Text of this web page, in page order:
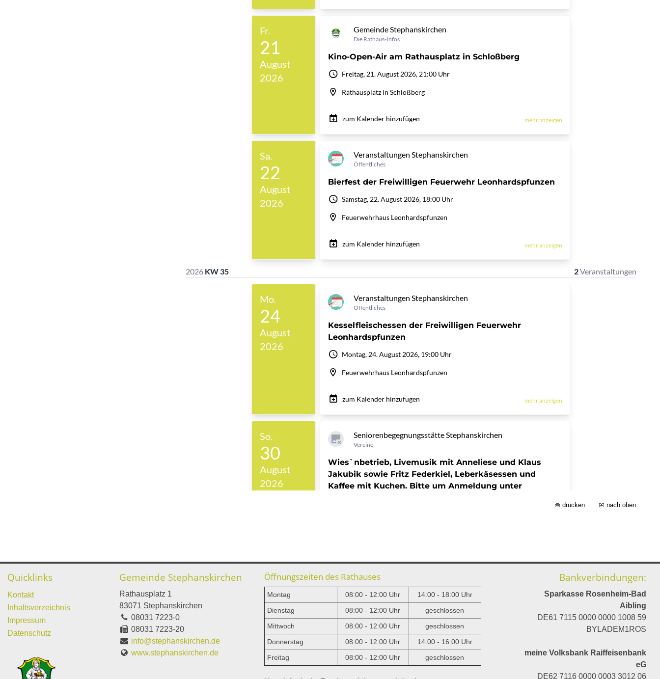
drucken nach oben
Quicklinks
Kontakt
Inhaltsverzeichnis
Impressum
Datenschutz
Gemeinde Stephanskirchen
Rathausplatz 1
83071 Stephanskirchen
08031 7223-0
08031 7223-20
info@stephanskirchen.de
www.stephanskirchen.de
Öffnungszeiten des Rathauses
Montag 08:00 - 12:00 Uhr
14:00 - 18:00 Uhr
Dienstag
08:00 - 12:00 Uhr
geschlossen
Mittwoch
08:00 - 12:00 Uhr
geschlossen
Donnerstag
08:00 - 12:00 Uhr
14:00 - 16:00 Uhr
Freitag
08:00 - 12:00 Uhr geschlossen
Bankverbindungen:
Sparkasse Rosenheim-Bad
Aibling
DE61 7115 0000 0000 1008 59
BYLADEM1ROS
meine Volksbank Raiffeisenbank
eG
DE62 7116 0000 0003 3012 06